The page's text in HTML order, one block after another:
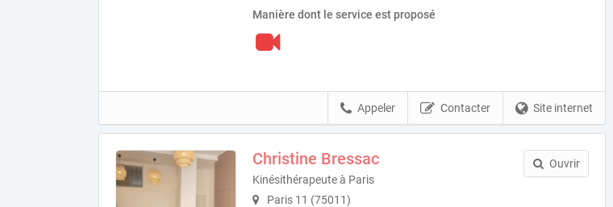
Manière dont le service est proposé
Site internet
Contacter
Appeler
Christine Bressac
Kinésithérapeute à Paris
Paris 11 (75011)
Ouvrir